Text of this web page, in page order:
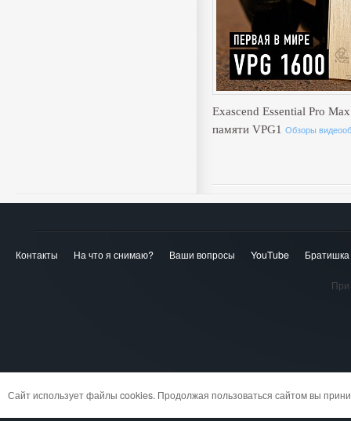
Exascend Essential Pro
памяти VPG1 Обзоры
Контакты На что я снимаю? Ваши вопросы YouTube
При
Сайт использует файлы cookies. Продолжая пользоваться сайтом вы